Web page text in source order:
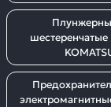
шестеренчатые